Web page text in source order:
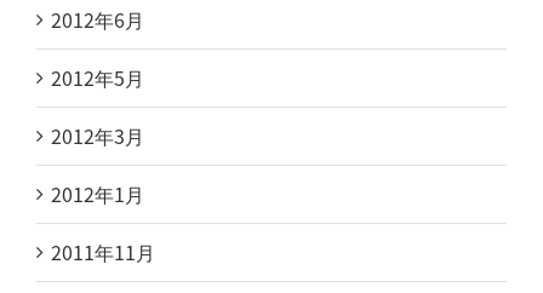
2012年6月
2012年5月
2012年3月
2012年1月
2011年11月